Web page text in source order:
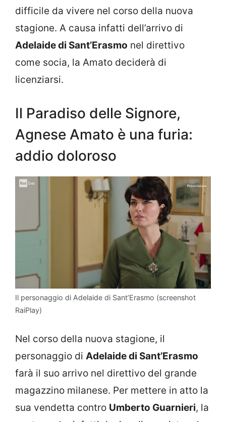
difficile da vivere nel corso della nuova
stagione. A causa infatti dell’arrivo di
Adelaide di Sant’Erasmo nel direttivo
come socia, la Amato deciderà di
licenziarsi.
Il Paradiso delle Signore,
Agnese Amato è una furia:
addio doloroso
Il personaggio di Adelaide di Sant’Erasmo (screenshot
RaiPlay)
Nel corso della nuova stagione, il
personaggio di Adelaide di Sant’Erasmo
farà il suo arrivo nel direttivo del grande
magazzino milanese. Per mettere in atto la
sua vendetta contro Umberto Guarnieri, la